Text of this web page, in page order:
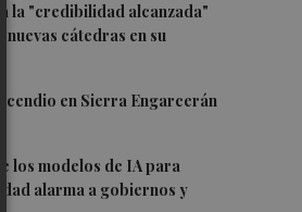
la "credibilidad alcanzada"
cátedras en su
en Sierra Engarcerán
los modelos de IA para
alarma a gobiernos y